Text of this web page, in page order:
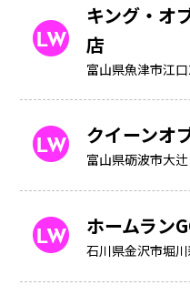
キング・オ
店
富山県魚津市江
クイーンオ
富山県砺波市大
ホームラン
石川県金沢市堀